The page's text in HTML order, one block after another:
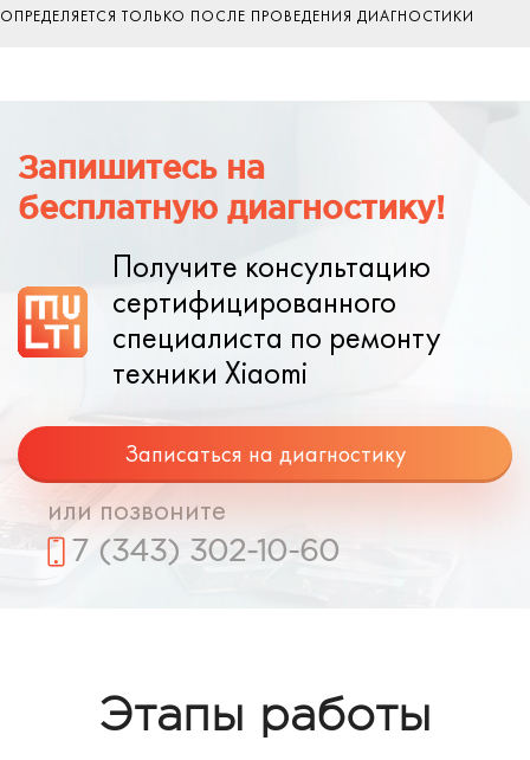
ОПРЕДЕЛЯЕТСЯ ТОЛЬКО ПОСЛЕ ПРОВЕДЕНИЯ ДИАГНОСТИКИ
Запишитесь на
бесплатную диагностику!
Получите консультацию
сертифицированного
специалиста по ремонту
техники Xiaomi
Записаться на диагностику
или позвоните
7 (343) 302-10-60
Этапы работы